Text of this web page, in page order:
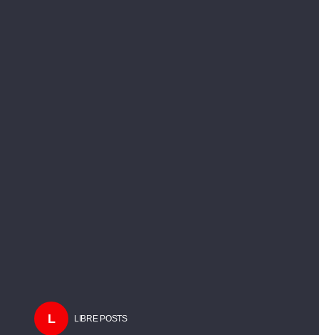
L LIBRE POSTS